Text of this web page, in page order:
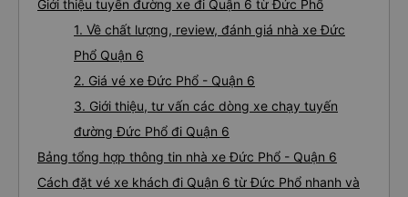
Giới thiệu tuyến đường xe đi Quận 6 từ Đức Phổ
1. Về chất lượng, review, đánh giá nhà xe Đức
Phổ Quận 6
2. Giá vé xe Đức Phổ - Quận 6
3. Giới thiệu, tư vấn các dòng xe chạy tuyến
đường Đức Phổ đi Quận 6
Bảng tổng hợp thông tin nhà xe Đức Phổ - Quận 6
Cách đặt vé xe khách đi Quận 6 từ Đức Phổ nhanh và